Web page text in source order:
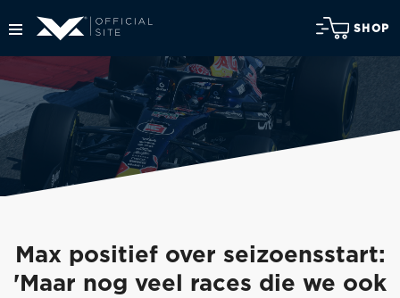
SHOP
Max positief over seizoensstart:
'Maar nog veel races die we ook